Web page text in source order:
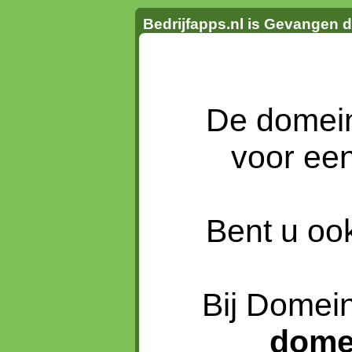
Bedrijfapps.nl is Gevangen
De
voor
Bent u
Bij